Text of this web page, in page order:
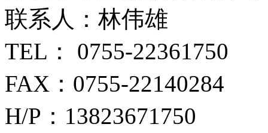
联系人：林伟雄
TEL： 0755-22361750
FAX：0755-22140284
H/P：13823671750